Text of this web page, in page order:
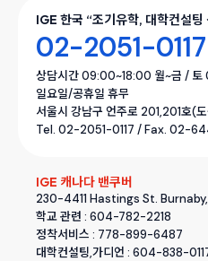
IGE 한국 “조기유학, 대학컨설팅
02-2051-0117
상담시간 09:00~18:00 월~금 /
일요일/공휴일 휴무
서울시 강남구 언주로 201,201호(
Tel. 02-2051-0117 / Fax. 02-
IGE 캐나다 밴쿠버
230-4411 Hastings St. Burnaby,
학교 관련 : 604-782-2218
정착서비스 : 778-899-6487
대학컨설팅,가디언 : 604-838-